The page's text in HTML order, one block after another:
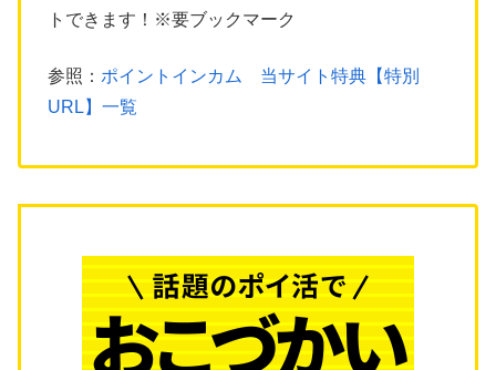
トできます！※要ブックマーク
参照： ポイントインカム 当サイト特典【特別
URL】一覧